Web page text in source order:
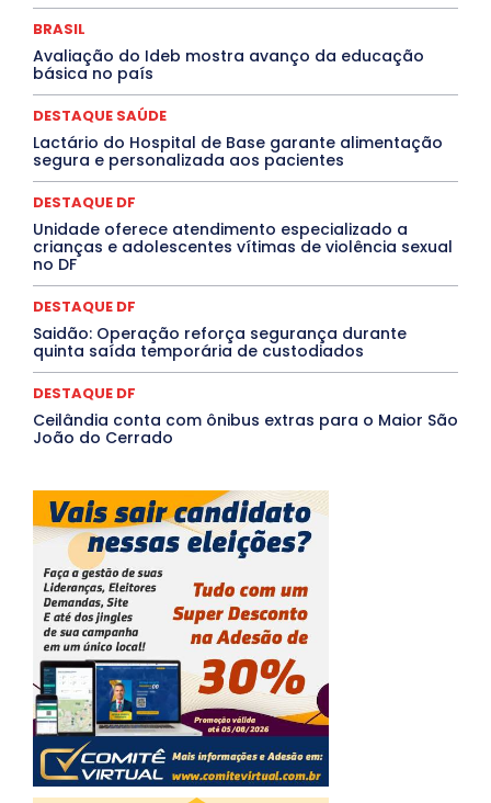
MEIO AMBIENTE
Paraíba
Paraná Pernambuco Piauí
POLÍTICA
QUALIFICAÇÃO PROFISSIONAL
RESIDÊNCIA
Rio de Janeiro
Santa Catarina
São Paulo SARAMPO
SAÚDE
Saúde Agora
SEGURANÇA
TÁ FROID?
TEATRO TECNOLOGIA
TIC TAC
Mais
BRASIL
Avaliação do Ideb mostra avanço da educação
básica no país
DESTAQUE SAÚDE
Lactário do Hospital de Base garante alimentação
segura e personalizada aos pacientes
DESTAQUE DF
Unidade oferece atendimento especializado a
crianças e adolescentes vítimas de violência sexual
no DF
DESTAQUE DF
Saidão: Operação reforça segurança durante
quinta saída temporária de custodiados
DESTAQUE DF
Ceilândia conta com ônibus extras para o Maior São
João do Cerrado